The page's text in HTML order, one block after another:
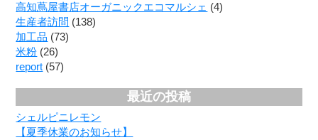
高知蔦屋書店オーガニックエコマルシェ (4)
生産者訪問 (138)
加工品 (73)
米粉 (26)
report (57)
最近の投稿
シェルピニレモン
【夏季休業のお知らせ】